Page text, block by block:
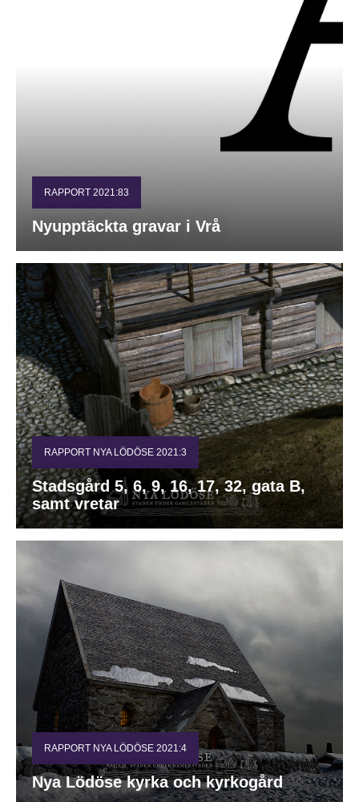
RAPPORT 2021:83
Nyupptäckta gravar i Vrå
RAPPORT NYA LÖDÖSE 2021:3
Stadsgård 5, 6, 9, 16, 17, 32, gata B,
samt vretar
RAPPORT NYA LÖDÖSE 2021:4
Nya Lödöse kyrka och kyrkogård